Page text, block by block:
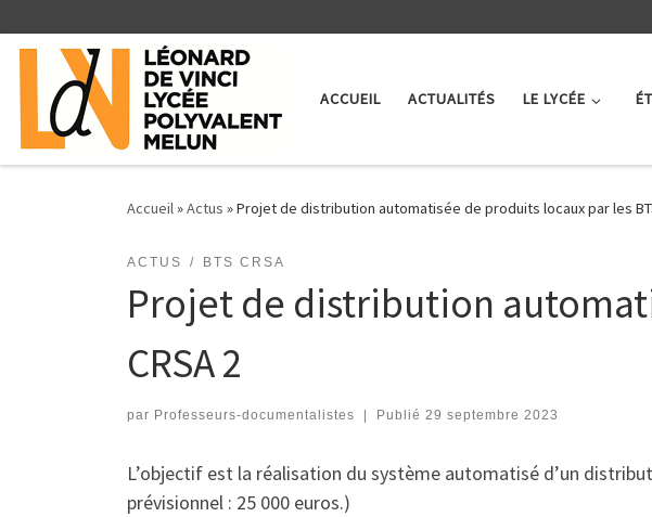
Skip to content
ACCUEIL ACTUALITÉS LE LYCÉE
Accueil»Actus »Projet de distribution automatisée de produits locaux par les
ACTUS BTS CRSA
Projet de distribution
CRSA 2
par Professeurs-documentalistes Publié 29 septembre 2023
L’objectif est la réalisation du système automatisé d’un
prévisionnel : 25 000 euros.)